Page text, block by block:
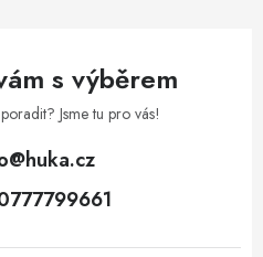
s výběrem
Jsme tu pro vás!
@huka.cz